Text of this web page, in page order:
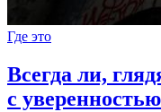
Где это
Всегда ли,
с